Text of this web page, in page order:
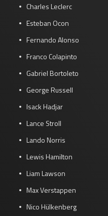
Charles Leclerc
Esteban Ocon
Fernando Alonso
Franco Colapinto
Gabriel Bortoleto
George Russell
Isack Hadjar
Lance Stroll
Lando Norris
Lewis Hamilton
Liam Lawson
Max Verstappen
Nico Hülkenberg